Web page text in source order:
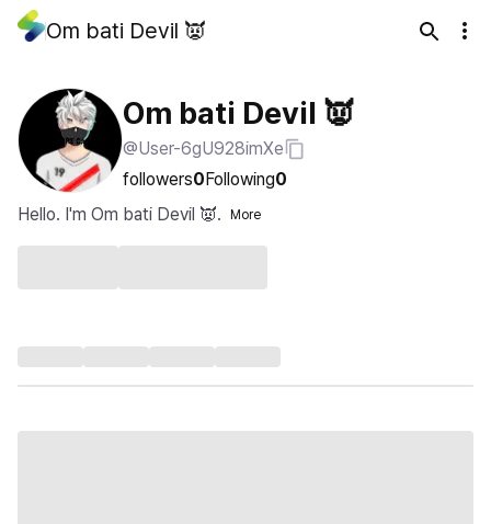
Om bati Devil 👿
Om bati Devil 👿
@User-6gU928imXe
followers0Following0
Hello. I'm Om bati Devil 👿.
More